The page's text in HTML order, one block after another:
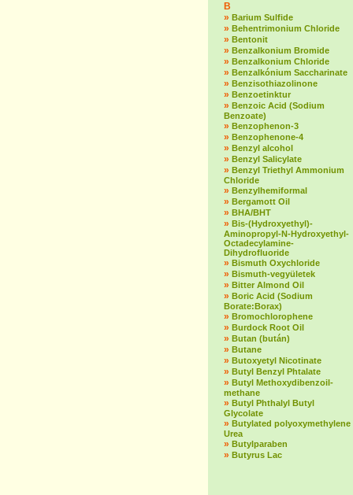
B
» Barium Sulfide
» Behentrimonium Chloride
» Bentonit
» Benzalkonium Bromide
» Benzalkonium Chloride
» Benzalkónium Saccharinate
» Benzisothiazolinone
» Benzoetinktur
» Benzoic Acid (Sodium
Benzoate)
» Benzophenon-3
» Benzophenone-4
» Benzyl alcohol
» Benzyl Salicylate
» Benzyl Triethyl Ammonium
Chloride
» Benzylhemiformal
» Bergamott Oil
» BHA/BHT
» Bis-(Hydroxyethyl)-
Aminopropyl-N-Hydroxyethyl-
Octadecylamine-
Dihydrofluoride
» Bismuth Oxychloride
» Bismuth-vegyületek
» Bitter Almond Oil
» Boric Acid (Sodium
Borate:Borax)
» Bromochlorophene
» Burdock Root Oil
» Butan (bután)
» Butane
» Butoxyetyl Nicotinate
» Butyl Benzyl Phtalate
» Butyl Methoxydibenzoil-
methane
» Butyl Phthalyl Butyl
Glycolate
» Butylated polyoxymethylene
Urea
» Butylparaben
» Butyrus Lac